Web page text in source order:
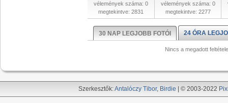
vélemények száma: 0
megtekintve: 2831
vélemények száma: 0
megtekintve: 2277
30 NAP LEGJOBB FOTÓI 24 ÓRA
Nincs a megadott
Szerkesztők:Antalóczy Tibor, Birdie | © 2003-2022